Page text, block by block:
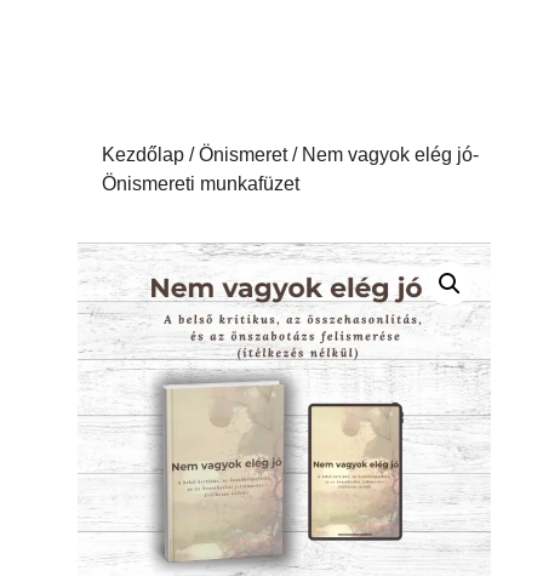
Kezdőlap/Önismeret/ Nem vagyok elég jó-
Önismereti munkafüzet